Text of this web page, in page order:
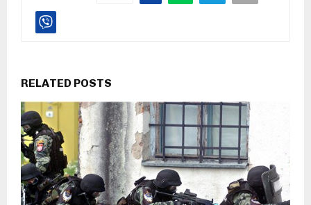
RELATED POSTS